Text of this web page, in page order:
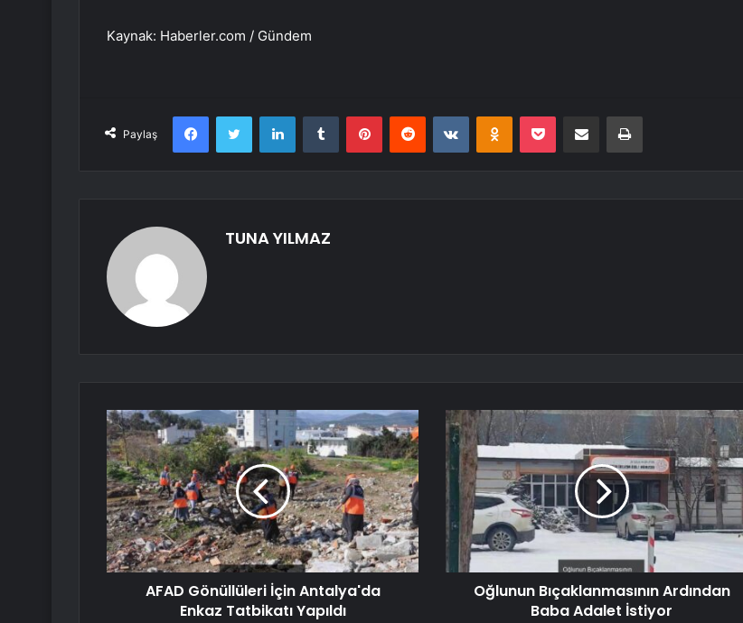
Kaynak: Haberler.com / Gündem
Paylaş
FacebookTwitter LinkedInTumblr PinterestReddit VKontakteOdnoklassniki
Pocket E-Posta ile paylaş Yazdır
TUNA YILMAZ
AFAD Gönüllüleri İçin Antalya'da
Enkaz Tatbikatı Yapıldı
Oğlunun Bıçaklanmasının Ardından
Baba Adalet İstiyor